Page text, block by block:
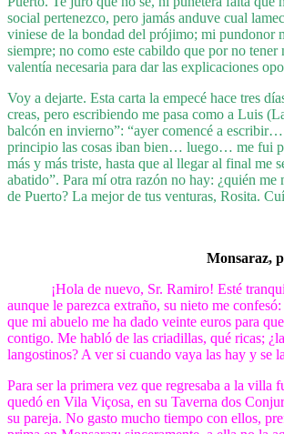
social pertenezco, pero jamás anduve cual
viniese de la bondad del prójimo; mi pundonor
siempre; no como este cabildo que por no tener
valentía necesaria para dar las explicaciones
Voy a dejarte. Esta carta la empecé hace tres
creas, pero escribiendo me pasa como a Luis
balcón en invierno”: “ayer comencé a
principio las cosas iban bien… luego… me fui
más y más triste, hasta que al llegar al final me
abatido”. Para mí otra razón no hay: ¿quién me
de Puerto? La mejor de tus venturas, Rosita.
Monsaraz,
¡Hola de nuevo, Sr. Ramiro! Esté
aunque le parezca extraño, su nieto me
que mi abuelo me ha dado veinte euros para
contigo. Me habló de las criadillas, qué ricas;
langostinos? A ver si cuando vaya las hay y se
Para ser la primera vez que regresaba a la villa
quedó en Vila Viçosa, en su Taverna dos
su pareja. No gasto mucho tiempo con ellos,